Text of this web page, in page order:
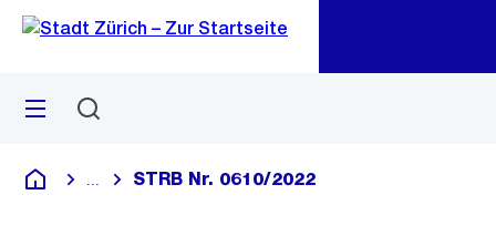
Navigation
Sprunglink
Menü
Deutsch
Blende alle Breadcrumbs ein
STRB Nr. 0610/2022